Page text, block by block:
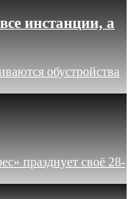
инстанции, а
обустройства
празднует своё 28-